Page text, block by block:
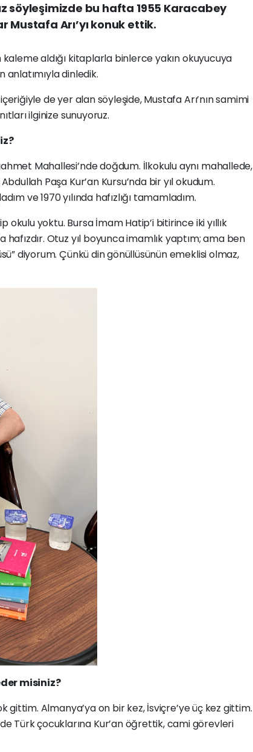
söyleşimizde bu hafta 1955 Karacabey
Arı’yı konuk ettik.
kaleme aldığı kitaplarla binlerce yakın okuyucuya
anlatımıyla dinledik.
de yer alan söyleşide, Mustafa Arı’nın samimi
ilginize sunuyoruz.
Mahallesi’nde doğdum. İlkokulu aynı mahallede,
Paşa Kur’an Kursu’nda bir yıl okudum.
ve 1970 yılında hafızlığı tamamladım.
yoktu. Bursa İmam Hatip’i bitirince iki yıllık
hafızdır. Otuz yıl boyunca imamlık yaptım; ama ben
diyorum. Çünkü din gönüllüsünün emeklisi olmaz,
misiniz?
gittim. Almanya’ya on bir kez, İsviçre’ye üç kez gittim.
Türk çocuklarına Kur’an öğrettik, cami görevleri